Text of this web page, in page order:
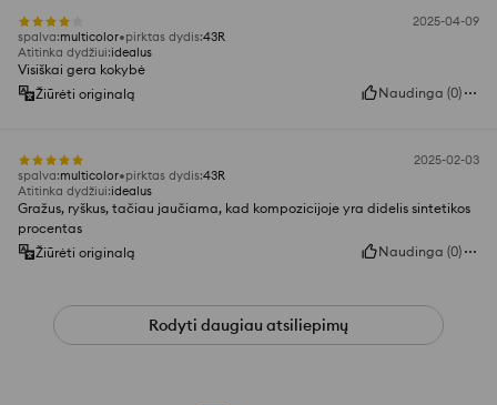
2025-04-09
spalva:multicolor pirktas dydis:43R
Atitinka dydžiui:idealus
Visiškai gera kokybė
Žiūrėti originalą
Naudinga (0)
2025-02-03
spalva:multicolor pirktas dydis:43R
Atitinka dydžiui:idealus
Gražus, ryškus, tačiau jaučiama, kad kompozicijoje yra didelis sintetikos
procentas
Žiūrėti originalą
Naudinga (0)
Rodyti daugiau atsiliepimų